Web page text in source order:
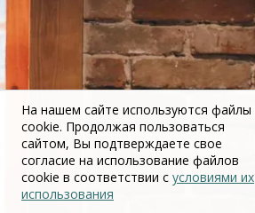
На нашем сайте используются файлы
cookie. Продолжая пользоваться
сайтом, Вы подтверждаете свое
согласие на использование файлов
cookie в соответствии с условиями их
использования